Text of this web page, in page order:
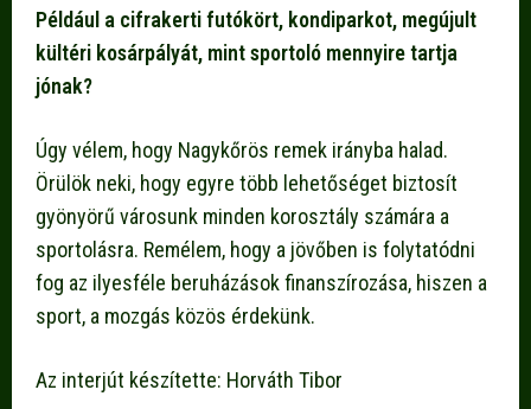
Például a cifrakerti futókört, kondiparkot, megújult
kültéri kosárpályát, mint sportoló mennyire tartja
jónak?
Úgy vélem, hogy Nagykőrös remek irányba halad.
Örülök neki, hogy egyre több lehetőséget biztosít
gyönyörű városunk minden korosztály számára a
sportolásra. Remélem, hogy a jövőben is folytatódni
fog az ilyesféle beruházások finanszírozása, hiszen a
sport, a mozgás közös érdekünk.
Az interjút készítette: Horváth Tibor